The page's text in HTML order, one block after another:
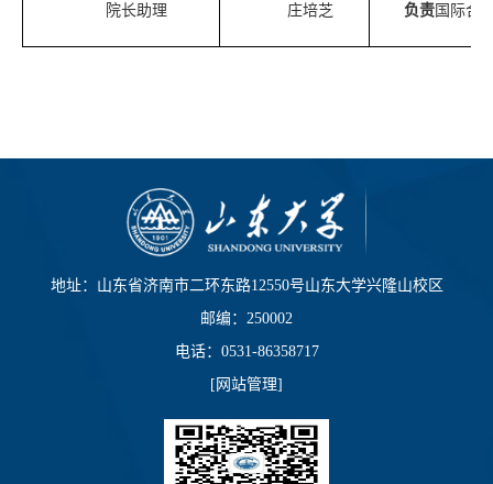
院长助理 庄培芝 负责国际合
地址：山东省济南市二环东路12550号山东大学兴隆山校区
邮编：250002
电话：0531-86358717
[ 网站管理]